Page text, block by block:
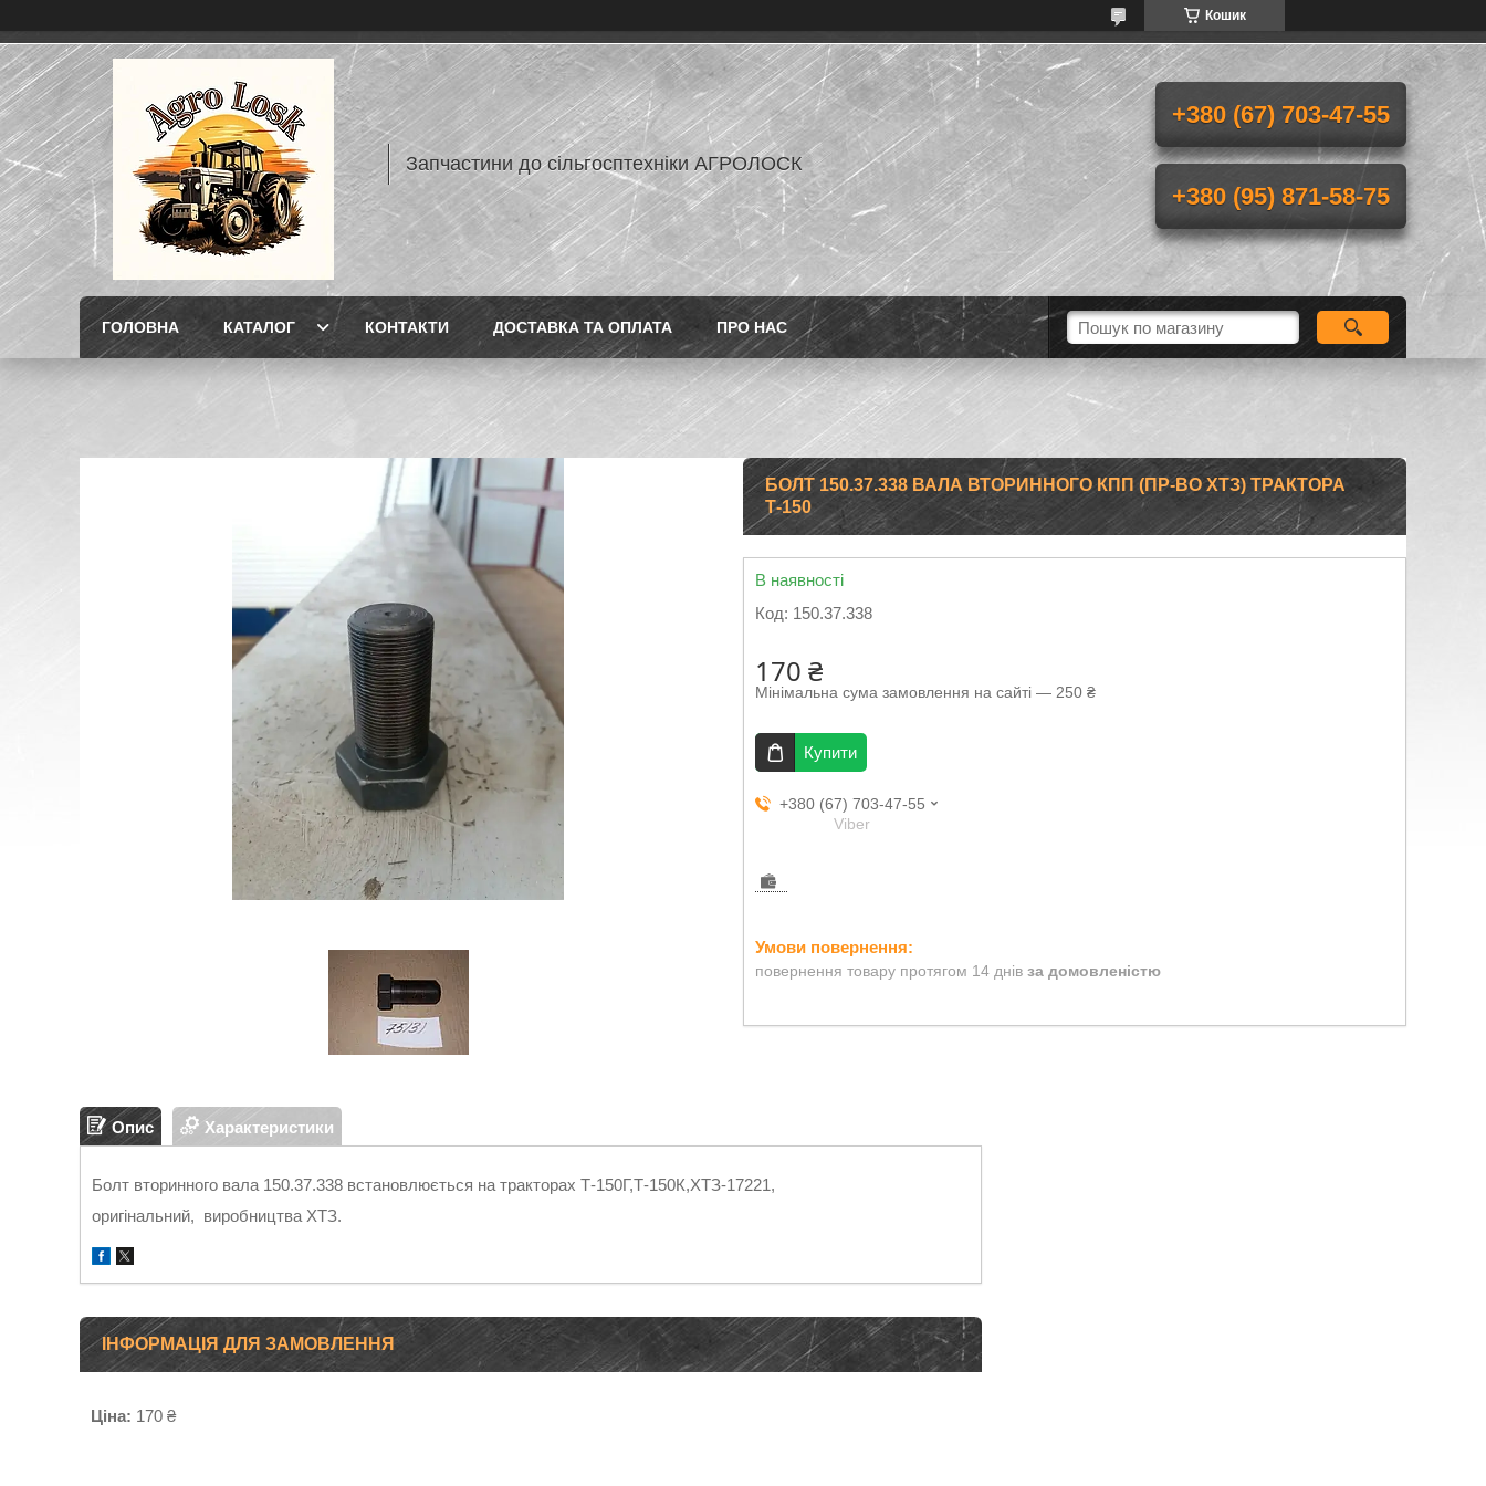
Кошик
Запчастини до сільгосптехніки АГРОЛОСК
+380 (67) 703-47-55
+380 (95) 871-58-75
ГОЛОВНА КАТАЛОГ КОНТАКТИ ДОСТАВКА ТА ОПЛАТА ПРО НАС
БОЛТ 150.37.338 ВАЛА ВТОРИННОГО КПП (ПР-ВО ХТЗ) ТРАКТОРА
Т-150
В наявності
Код: 150.37.338
170 ₴
Мінімальна сума замовлення на сайті — 250 ₴
Купити
+380 (67) 703-47-55
Viber
повернення товару протягом 14 днів за домовленістю
Опис Характеристики
Болт вторинного вала 150.37.338 встановлюється на тракторах Т-150Г,Т-150К,ХТЗ-17221,
оригінальний, виробництва ХТЗ.
ІНФОРМАЦІЯ ДЛЯ ЗАМОВЛЕННЯ
Ціна: 170 ₴